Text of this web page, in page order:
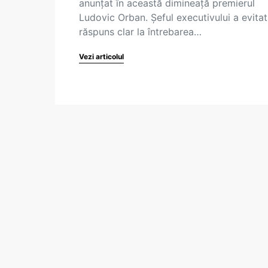
anunțat în această dimineață premierul
Ludovic Orban. Șeful executivului a
răspuns clar la întrebarea…
Vezi articolul